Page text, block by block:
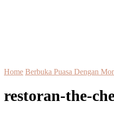
Home Berbuka Puasa Dengan
restoran-the-